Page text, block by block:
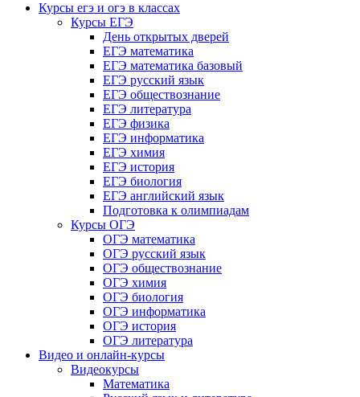
Курсы егэ и огэ в классах
Курсы ЕГЭ
День открытых дверей
ЕГЭ математика
ЕГЭ математика базовый
ЕГЭ русский язык
ЕГЭ обществознание
ЕГЭ литература
ЕГЭ физика
ЕГЭ информатика
ЕГЭ химия
ЕГЭ история
ЕГЭ биология
ЕГЭ английский язык
Подготовка к олимпиадам
Курсы ОГЭ
ОГЭ математика
ОГЭ русский язык
ОГЭ обществознание
ОГЭ химия
ОГЭ биология
ОГЭ информатика
ОГЭ история
ОГЭ литература
Видео и онлайн-курсы
Видеокурсы
Математика